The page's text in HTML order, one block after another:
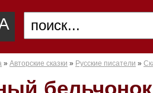
» Авторские сказки » Русские писатели »